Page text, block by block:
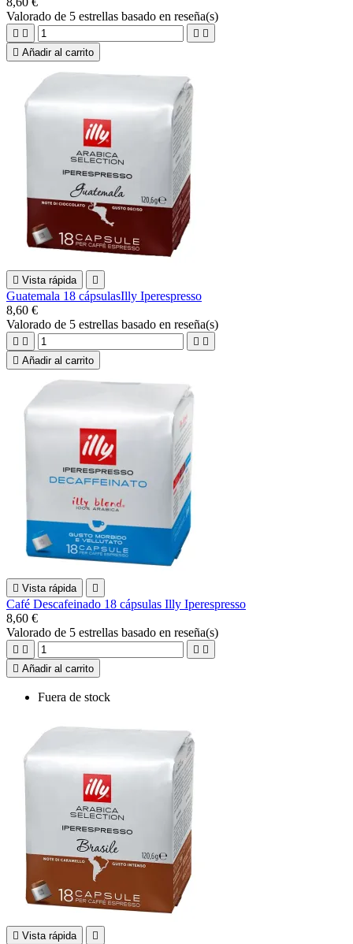
Valorado de 5 estrellas basado en reseña(s)
   
 Añadir al carrito
 Vista rápida 
Guatemala 18 cápsulasIlly Iperespresso
8,60 €
Valorado de 5 estrellas basado en reseña(s)
   
 Añadir al carrito
 Vista rápida 
Café Descafeinado 18 cápsulas Illy Iperespresso
8,60 €
Valorado de 5 estrellas basado en reseña(s)
   
 Añadir al carrito
Fuera de stock
 Vista rápida 